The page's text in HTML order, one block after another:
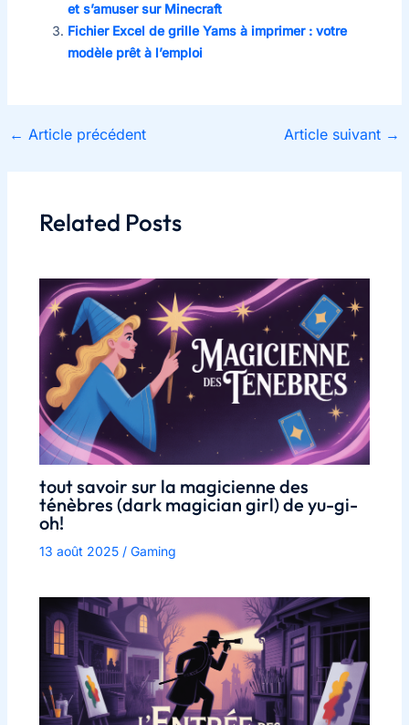
et s’amuser sur Minecraft
Fichier Excel de grille Yams à imprimer : votre
modèle prêt à l’emploi
← Article précédent Article suivant →
Related Posts
tout savoir sur la magicienne des
ténèbres (dark magician girl) de yu-gi-
oh!
13 août 2025 / Gaming